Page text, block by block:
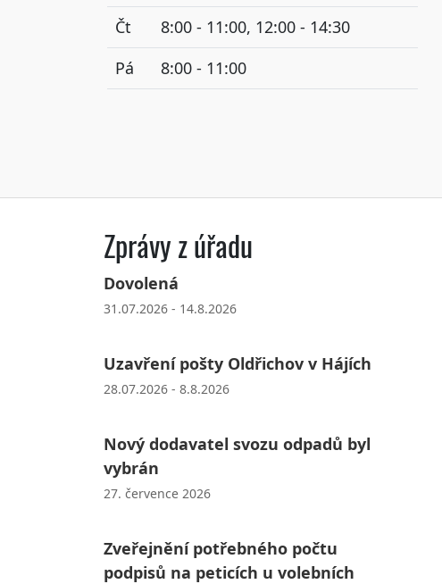
Čt
8:00 - 11:00, 12:00 - 14:30
Pá
8:00 - 11:00
Zprávy z úřadu
Dovolená
31.07.2026 - 14.8.2026
Uzavření pošty Oldřichov v Hájích
28.07.2026 - 8.8.2026
Nový dodavatel svozu odpadů byl
vybrán
27. července 2026
Zveřejnění potřebného počtu
podpisů na peticích u volebních